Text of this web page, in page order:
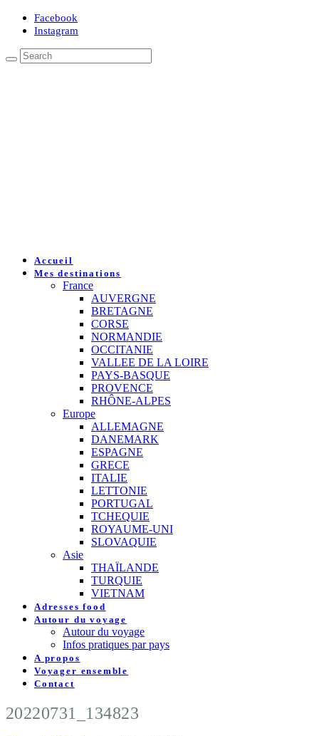
Facebook
Instagram
Accueil
Mes destinations
France
AUVERGNE
BRETAGNE
CORSE
NORMANDIE
OCCITANIE
VALLEE DE LA LOIRE
PAYS-BASQUE
PROVENCE
RHÔNE-ALPES
Europe
ALLEMAGNE
DANEMARK
ESPAGNE
GRECE
ITALIE
LETTONIE
PORTUGAL
TCHEQUIE
ROYAUME-UNI
SLOVAQUIE
Asie
THAÏLANDE
TURQUIE
VIETNAM
Adresses food
Autour du voyage
Autour du voyage
Infos pratiques par pays
A propos
Voyager ensemble
Contact
20220731_134823